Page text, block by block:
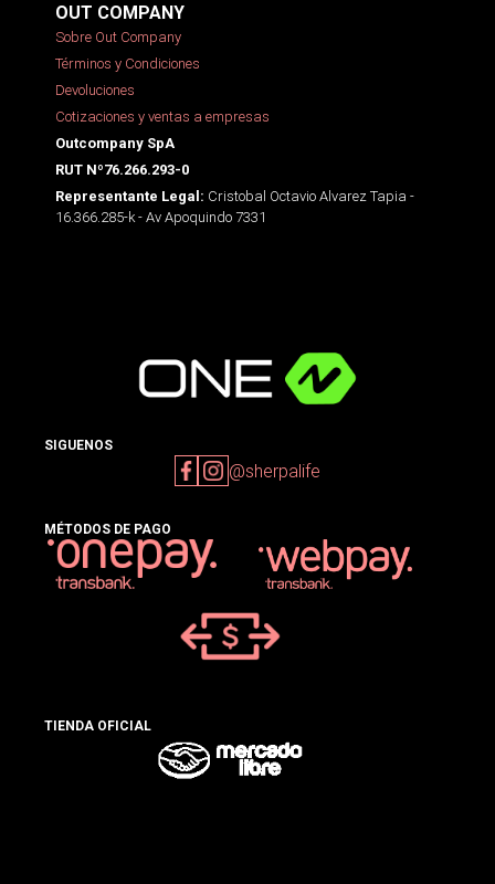
OUT COMPANY
Sobre Out Company
Términos y Condiciones
Devoluciones
Cotizaciones y ventas a empresas
Outcompany SpA
RUT Nº76.266.293-0
Representante Legal: Cristobal Octavio Alvarez Tapia -
16.366.285-k - Av Apoquindo 7331
SIGUENOS
@sherpalife
MÉTODOS DE PAGO
TIENDA OFICIAL